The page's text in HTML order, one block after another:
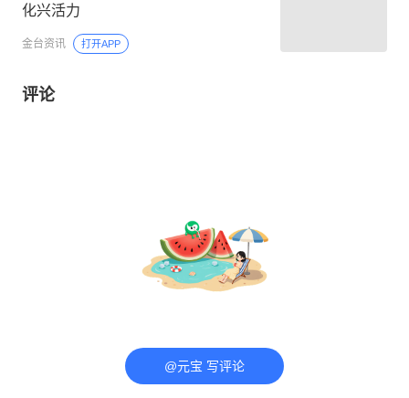
化兴活力
金台资讯 打开APP
评论
@元宝 写评论